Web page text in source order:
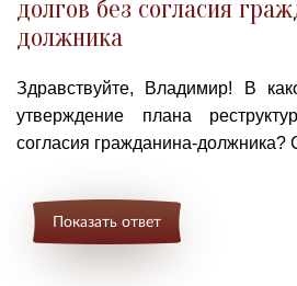
долгов без согласия
должника
Здравствуйте, Владимир! В
утверждение плана
согласия гражданина-должника?
Показать ответ